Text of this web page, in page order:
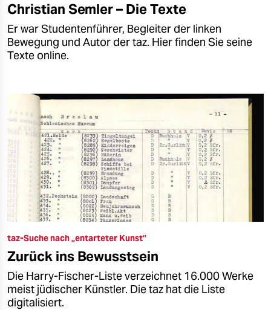
Christian Semler – Die Texte
Er war Studentenführer, Begleiter der linken
Bewegung und Autor der taz. Hier finden Sie seine
Texte online.
taz-Suche nach „entarteter Kunst”
Zurück ins Bewusstsein
Die Harry-Fischer-Liste verzeichnet 16.000 Werke
meist jüdischer Künstler. Die taz hat die Liste
digitalisiert.